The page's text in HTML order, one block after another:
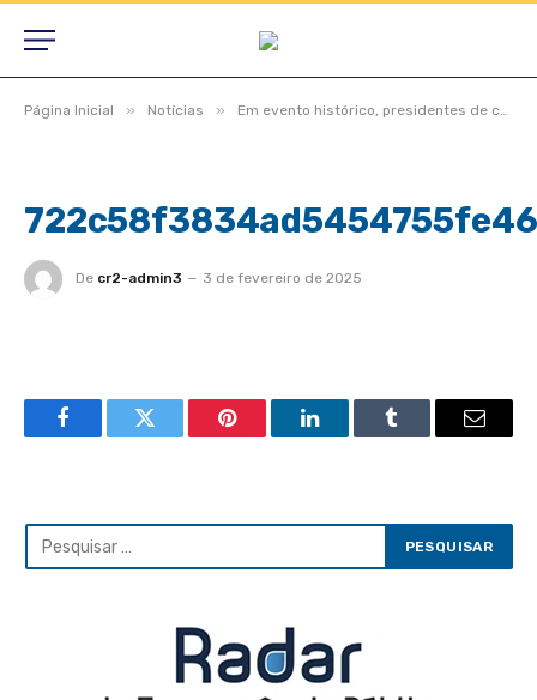
Página Inicial » Notícias » Em evento histórico, presidentes de câmaras lotam auditório do TCE-MT para primeira edição do Interage 2023
De cr2-admin3 3 de fevereiro de 2025
FacebookTwitter Pinterest LinkedInTumblr Email